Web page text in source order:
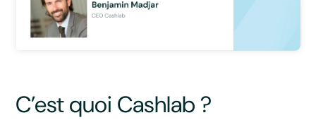
C’est quoi Cashlab ?